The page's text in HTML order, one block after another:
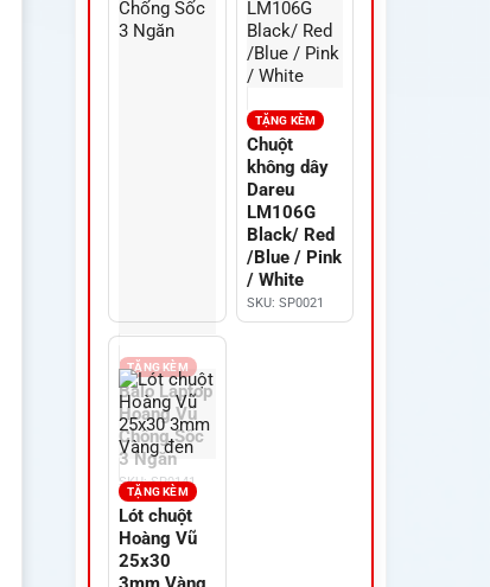
TẶNG KÈM
Balo Laptop
Hoàng Vũ
Chống Sốc
3 Ngăn
SKU: SP0141
TẶNG KÈM
Chuột
không dây
Dareu
LM106G
Black/ Red
/Blue / Pink
/ White
SKU: SP0021
TẶNG KÈM
Lót chuột
Hoàng Vũ
25x30